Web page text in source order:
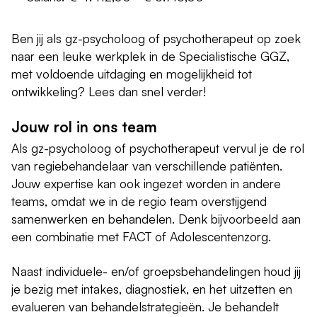
Ben jij als gz-psycholoog of psychotherapeut op zoek
naar een leuke werkplek in de Specialistische GGZ,
met voldoende uitdaging en mogelijkheid tot
ontwikkeling? Lees dan snel verder!
Jouw rol in ons team
Als gz-psycholoog of psychotherapeut vervul je de rol
van regiebehandelaar van verschillende patiënten.
Jouw expertise kan ook ingezet worden in andere
teams, omdat we in de regio team overstijgend
samenwerken en behandelen. Denk bijvoorbeeld aan
een combinatie met FACT of Adolescentenzorg.
Naast individuele- en/of groepsbehandelingen houd jij
je bezig met intakes, diagnostiek, en het uitzetten en
evalueren van behandelstrategieën. Je behandelt